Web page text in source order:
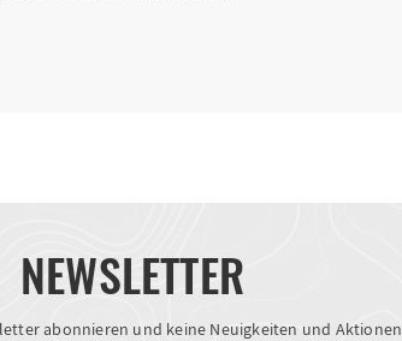
NEWSLETTER
abonnieren und keine Neuigkeiten und Aktionen